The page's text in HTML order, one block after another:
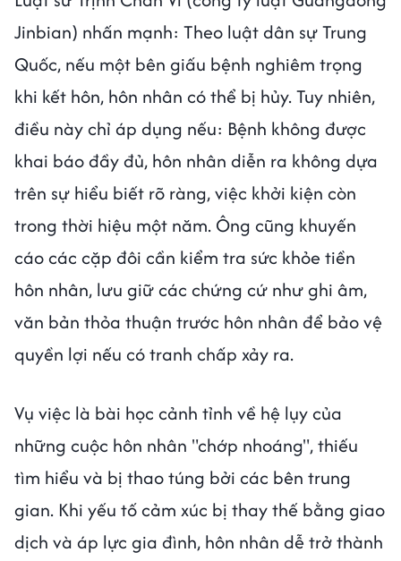
Jinbian) nhấn mạnh: Theo luật dân sự Trung
Quốc, nếu một bên giấu bệnh nghiêm trọng
khi kết hôn, hôn nhân có thể bị hủy. Tuy nhiên,
điều này chỉ áp dụng nếu: Bệnh không được
khai báo đầy đủ, hôn nhân diễn ra không dựa
trên sự hiểu biết rõ ràng, việc khởi kiện còn
trong thời hiệu một năm. Ông cũng khuyến
cáo các cặp đôi cần kiểm tra sức khỏe tiền
hôn nhân, lưu giữ các chứng cứ như ghi âm,
văn bản thỏa thuận trước hôn nhân để bảo vệ
quyền lợi nếu có tranh chấp xảy ra.
Vụ việc là bài học cảnh tỉnh về hệ lụy của
những cuộc hôn nhân "chớp nhoáng", thiếu
tìm hiểu và bị thao túng bởi các bên trung
gian. Khi yếu tố cảm xúc bị thay thế bằng giao
dịch và áp lực gia đình, hôn nhân dễ trở thành